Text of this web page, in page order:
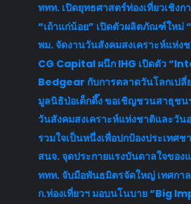
ททท. เปิดยุทธศาสตร์ท่องเที่ยวเชิง
“เถ้าแก่น้อย” เปิดตัวผลิตภัณฑ์ใหม่
พม. จัดงานวันสังคมสงเคราะห์แห่ง
CG Capital ผนึก IHG เปิดตัว
Bedgear กับการตลาดวันโลกเปลี่
มูลนิธิป่อเต็กตึ๊ง ขอเชิญชวนสาธุชน
วันสังคมสงเคราะห์แห่งชาติและวัน
รวมใจเป็นหนึ่งเพื่อปกป้องประเทศ
สนจ. จุดประกายแรงบันดาลใจของ
ททท. จับมือพันธมิตรจัดใหญ่ เทศกา
ก.ท่องเที่ยวฯ มอบนโนบาย “Big